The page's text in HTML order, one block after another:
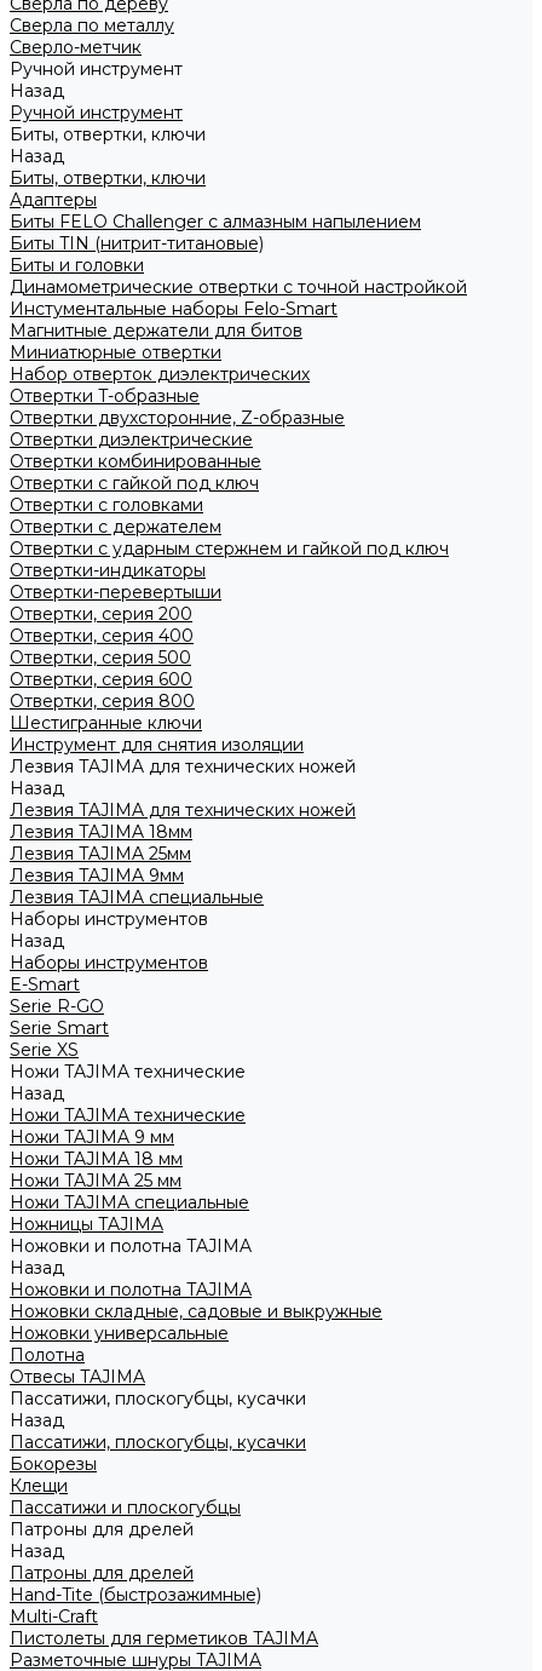
Сверла по металлу
Сверло-метчик
Ручной инструмент
Назад
Ручной инструмент
Биты, отвертки, ключи
Назад
Биты, отвертки, ключи
Адаптеры
Биты FELO Challenger с алмазным напылением
Биты TIN (нитрит-титановые)
Биты и головки
Динамометрические отвертки с точной настройкой
Инстументальные наборы Felo-Smart
Магнитные держатели для битов
Миниатюрные отвертки
Набор отверток диэлектрических
Отвертки T-образные
Отвертки двухсторонние, Z-образные
Отвертки диэлектрические
Отвертки комбинированные
Отвертки с гайкой под ключ
Отвертки с головками
Отвертки с держателем
Отвертки с ударным стержнем и гайкой под ключ
Отвертки-индикаторы
Отвертки-перевертыши
Отвертки, серия 200
Отвертки, серия 400
Отвертки, серия 500
Отвертки, серия 600
Отвертки, серия 800
Шестигранные ключи
Инструмент для снятия изоляции
Лезвия TAJIMA для технических ножей
Назад
Лезвия TAJIMA для технических ножей
Лезвия TAJIMA 18мм
Лезвия TAJIMA 25мм
Лезвия TAJIMA 9мм
Лезвия TAJIMA специальные
Наборы инструментов
Назад
Наборы инструментов
E-Smart
Serie R-GO
Serie Smart
Serie XS
Ножи TAJIMA технические
Назад
Ножи TAJIMA технические
Ножи TAJIMA 9 мм
Ножи TAJIMA 18 мм
Ножи TAJIMA 25 мм
Ножи TAJIMA специальные
Ножницы TAJIMA
Ножовки и полотна TAJIMA
Назад
Ножовки и полотна TAJIMA
Ножовки складные, садовые и выкружные
Ножовки универсальные
Полотна
Отвесы TAJIMA
Пассатижи, плоскогубцы, кусачки
Назад
Пассатижи, плоскогубцы, кусачки
Бокорезы
Клещи
Пассатижи и плоскогубцы
Патроны для дрелей
Назад
Патроны для дрелей
Hand-Tite (быстрозажимные)
Multi-Craft
Пистолеты для герметиков TAJIMA
Разметочные шнуры TAJIMA